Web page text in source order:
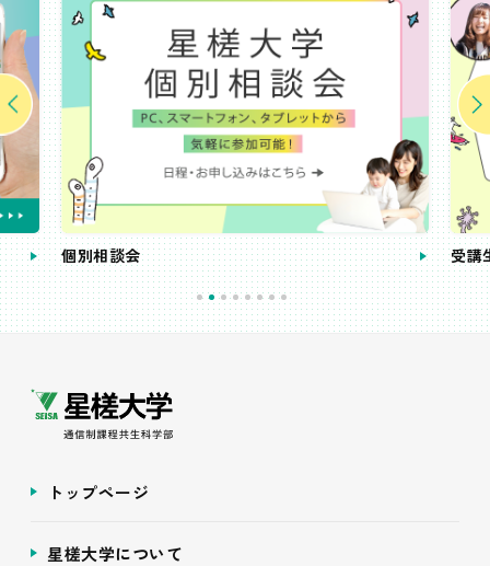
個別相談会 受講
トップページ
星槎大学について